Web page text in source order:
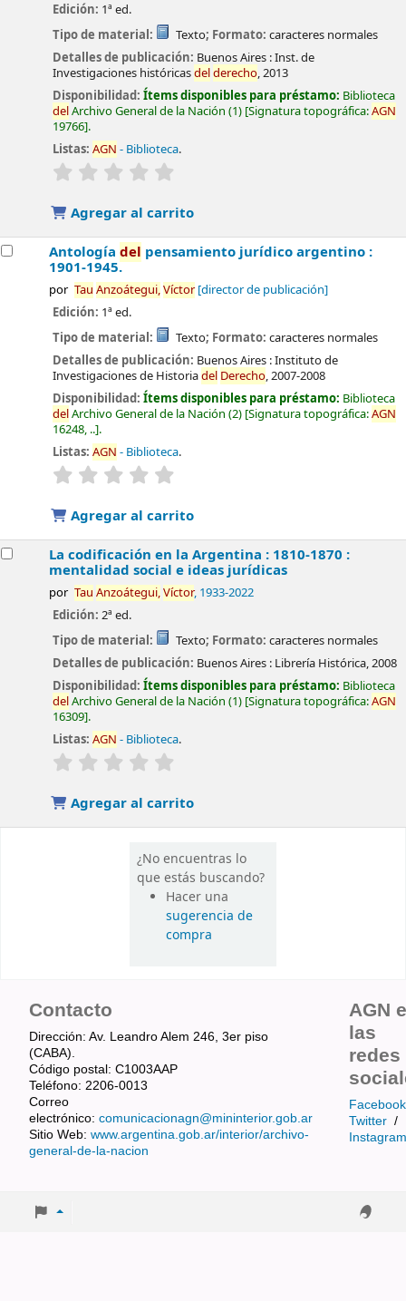
Edición: 1ª ed.
Tipo de material:
Texto; Formato: caracteres normales
Detalles de publicación: Buenos Aires :Inst. de
Investigaciones históricasdelderecho,2013
Disponibilidad:Ítems disponibles para préstamo: Biblioteca
delArchivo General de la Nación (1) Signatura topográfica:AGN
19766 .
Listas: AGN - Biblioteca.
valoración
Agregar al carrito
Antologíadel pensamiento jurídico argentino :
1901-1945.
por Tau Anzoátegui,Víctor[director de publicación]
Edición: 1ª ed.
Tipo de material:
Texto; Formato: caracteres normales
Detalles de publicación: Buenos Aires :Instituto de
Investigaciones de Historiadel Derecho,2007-2008
Disponibilidad:Ítems disponibles para préstamo: Biblioteca
delArchivo General de la Nación (2) Signatura topográfica:AGN
16248, .. .
Listas: AGN - Biblioteca.
valoración
Agregar al carrito
La codificación en la Argentina : 1810-1870 :
mentalidad social e ideas jurídicas
por Tau Anzoátegui,Víctor, 1933-2022
Edición:2ª ed.
Tipo de material:
Texto; Formato: caracteres normales
Detalles de publicación: Buenos Aires : Librería Histórica,2008
Disponibilidad:Ítems disponibles para préstamo: Biblioteca
delArchivo General de la Nación (1) Signatura topográfica:AGN
16309 .
Listas: AGN - Biblioteca.
valoración
Agregar al carrito
¿No encuentras lo
que estás buscando?
Hacer una
sugerencia de
compra
Contacto
Dirección: Av. Leandro Alem 246, 3er piso
(CABA).
Código postal: C1003AAP
Teléfono: 2206-0013
Correo
electrónico: comunicacionagn@mininterior.gob.ar
Sitio Web: www.argentina.gob.ar/interior/archivo-
general-de-la-nacion
AGN
las
redes
Facebook
Twitter /
Instagram